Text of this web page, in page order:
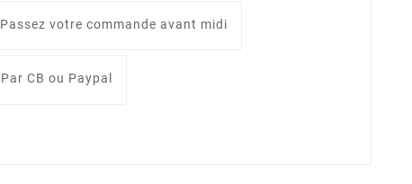
Passez votre commande avant midi
Par CB ou Paypal